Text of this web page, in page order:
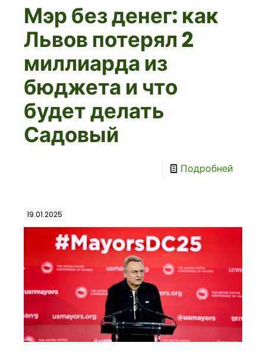
Мэр без денег: как
Львов потерял 2
миллиарда из
бюджета и что
будет делать
Садовый
Подробней
19.01.2025